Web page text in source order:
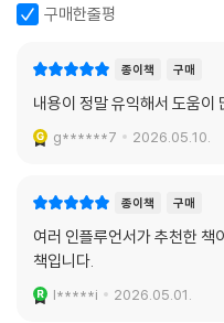
결국 동아시아인들이 발전시킨
동아시아인은 오랜 세월 동안
정에서 이 시스템을 공장으로,
일과 삶에 간섭하는 것에 숨이
회의 간섭 권력의 위계가 당신
평가하는 자리다. 동아시아는
하며 자유롭게 살기에 이상적인
의 생각과 행동을 지켜보고 감
이 책은 「프롤로그」를 비롯해 총
큰 그림을 소개한다. 1장 「동아
대 국가 2천 년 동안 벼농사 체
게 형성되었는지를 나름의 통계
제와 협업-관계 자본의 탄생」
3장 「코로나 팬데믹과 벼농사
있는 ‘코로나 팬데믹’에 대한 국
「벼농사 체제와 불평등의 정치
평등은 어떻게 형성되고, 불평
구매한줄평
종이책 구매
내용이 정말 유익해서 도움이
g******7 2026.05.10.
종이책 구매
여러 인플루언서가 추천한 책
책입니다.
l*****i 2026.05.01.